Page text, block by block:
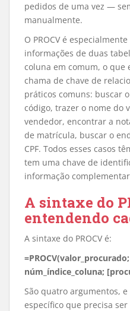
pedidos de uma vez —
manualmente.
O PROCV é
informações de duas
coluna em comum, o que
chama de chave de
práticos comuns: buscar
código, trazer o nome do
vendedor, encontrar a
de matrícula, buscar o
CPF. Todos esses casos
tem uma chave de
informação
A sintaxe do
entendendo
A sintaxe do PROCV é:
núm_índice_coluna;
São quatro argumentos,
específico que precisa